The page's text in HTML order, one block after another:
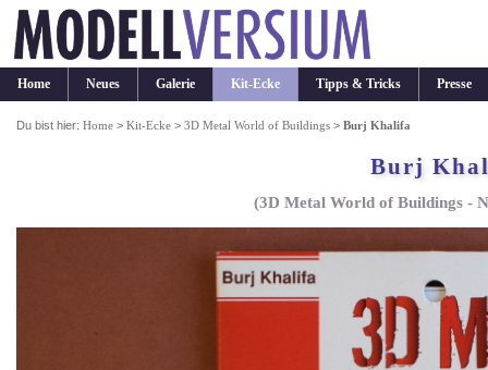
Home Neues Galerie Kit-Ecke Tipps & Tricks Presse
Du bist hier:Home >Kit-Ecke >3D Metal World of Buildings >Burj Khalifa
Burj
(3D Metal World of Buildings -